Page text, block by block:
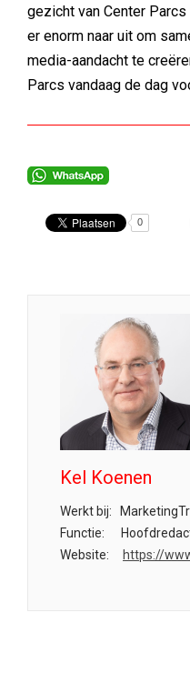
gezicht van Center
er enorm naar uit om
media-aandacht te
Parcs vandaag de dag
0
Kel Koenen
Werkt bij:
Functie:
Website:
https://